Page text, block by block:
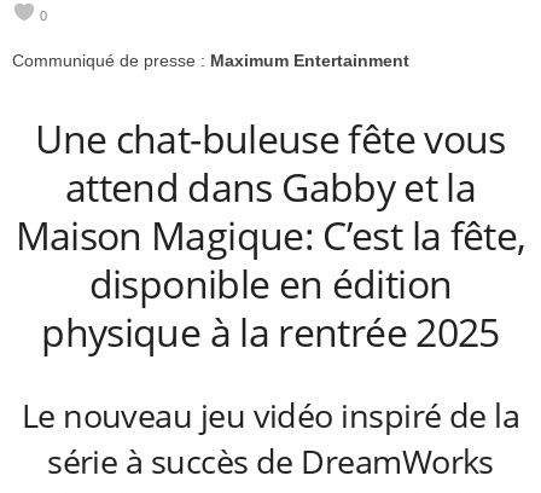
0
Communiqué de presse : Maximum Entertainment
Une chat-buleuse fête vous
attend dans Gabby et la
Maison Magique: C’est la fête,
disponible en édition
physique à la rentrée 2025
Le nouveau jeu vidéo inspiré de la
série à succès de DreamWorks